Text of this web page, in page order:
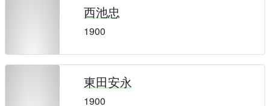
西池忠
1900
東田安永
1900